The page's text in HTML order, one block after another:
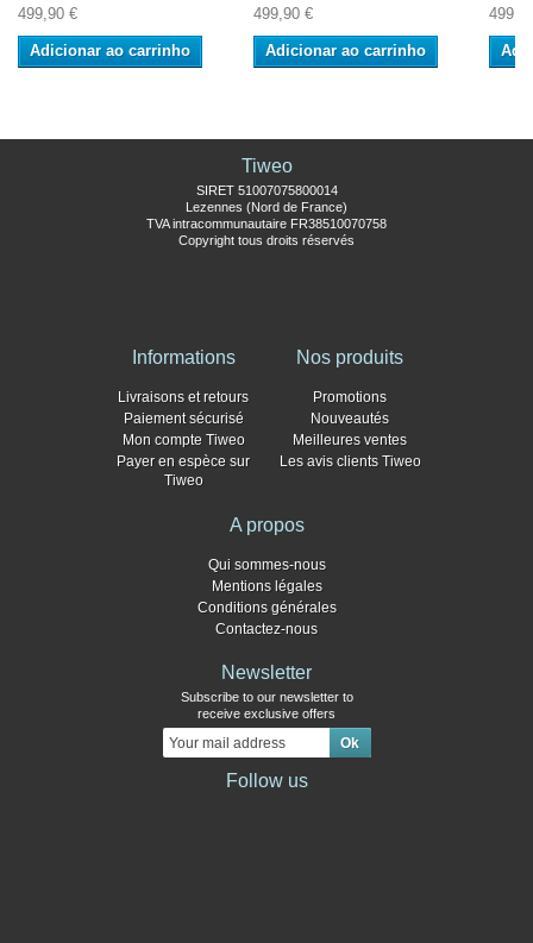
499,90 €
Adicionar ao carrinho
499,90 €
Adicionar ao carrinho
Tiweo
SIRET 51007075800014
Lezennes (Nord de France)
TVA intracommunautaire FR38510070758
Copyright tous droits réservés
Informations
Livraisons et retours
Paiement sécurisé
Mon compte Tiweo
Payer en espèce sur
Tiweo
Nos produits
Promotions
Nouveautés
Meilleures ventes
Les avis clients Tiweo
A propos
Qui sommes-nous
Mentions légales
Conditions générales
Contactez-nous
Newsletter
Subscribe to our newsletter to
receive exclusive offers
Follow us